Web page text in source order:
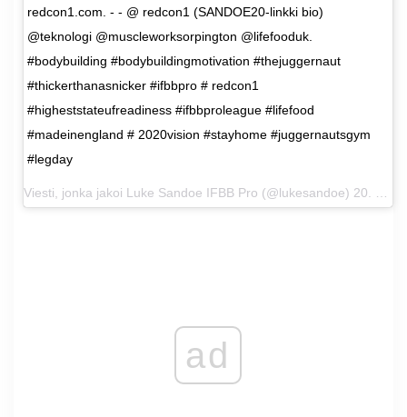
redcon1.com. - - @ redcon1 (SANDOE20-linkki bio)
@teknologi @muscleworksorpington @lifefooduk.
#bodybuilding #bodybuildingmotivation #thejuggernaut
#thickerthanasnicker #ifbbpro # redcon1
#higheststateufreadiness #ifbbproleague #lifefood
#madeinengland # 2020vision #stayhome #juggernautsgym
#legday
Viesti, jonka jakoi Luke Sandoe IFBB Pro (@lukesandoe) 20. huhtikuuta 2020 kello 10:48 PDT
ad